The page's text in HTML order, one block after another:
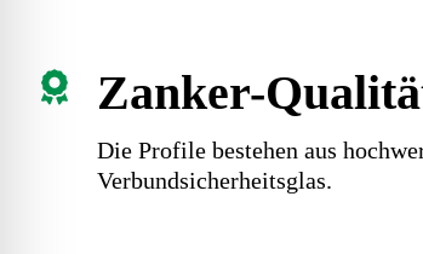
Zanker-
Die Profile bestehen aus
Verbundsicherheitsglas.